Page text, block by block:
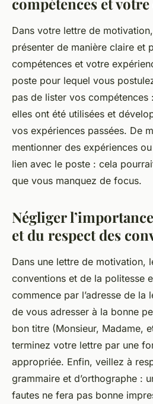
Dans votre lettre de
présenter de manière claire et
compétences et votre
poste pour lequel vous
pas de lister vos
elles ont été utilisées et
vos expériences passées. De
mentionner des expériences
lien avec le poste : cela
que vous manquez de focus.
Négliger
et du respect des
Dans une lettre de motivation,
conventions et de la politesse
commence par l’adresse de la
de vous adresser à la bonne
bon titre (Monsieur, Madame,
terminez votre lettre par une
appropriée. Enfin, veillez à
grammaire et d’orthographe :
fautes ne fera pas bonne